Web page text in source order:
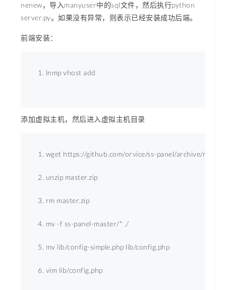
nenew，导入manyuser中的sql文件，然后执行python
server.py。如果没有异常，则表示已经安装成功后端。
前端安装：
lnmp vhost add
添加虚拟主机，然后进入虚拟主机目录
wget https://github.com/orvice/ss-panel/archive/
unzip master.zip
rm master.zip
mv -f ss-panel-master/* ./
mv lib/config-simple.php lib/config.php
vim lib/config.php